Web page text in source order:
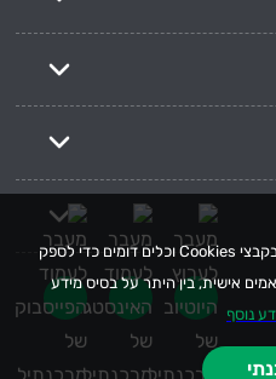
לידיעתך: באתר זה נעשה שימוש בקבצי Cookies וכלים דומים כדי לספק
אישית, בין היתר על בסיס מידע
נוסף